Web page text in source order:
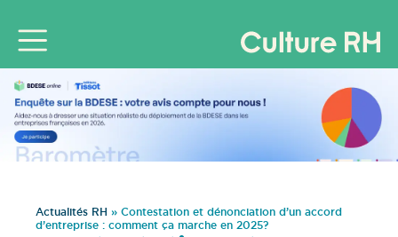
Actualités RH » Contestation et dénonciation d’un accord
d’entreprise : comment ça marche en 2025?